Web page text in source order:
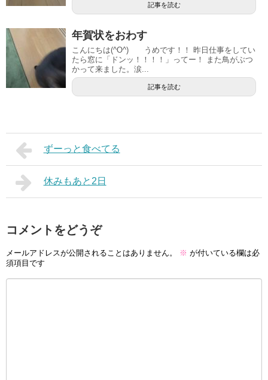
記事を読む
年賀状をおわす
こんにちは(^O^) うめです！！ 昨日仕事をしてい
たら窓に「ドンッ！！！！」ってー！ また鳥がぶつ
かって来ました。涙...
記事を読む
ずーっと食べてる
休みもあと2日
コメントをどうぞ
メールアドレスが公開されることはありません。 ※ が付いている欄は必
須項目です